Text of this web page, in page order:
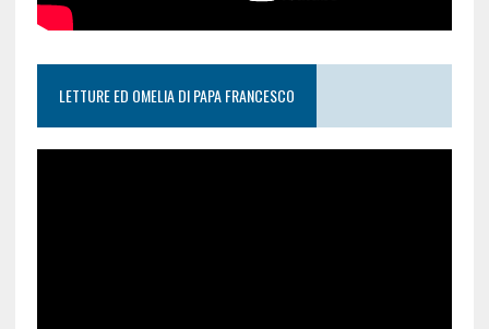
LETTURE ED OMELIA DI PAPA FRANCESCO